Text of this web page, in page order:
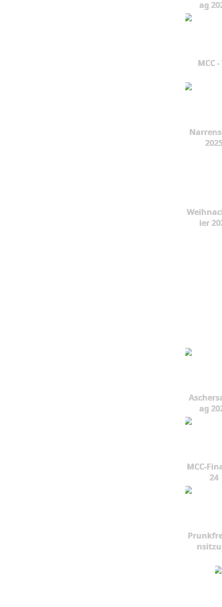
ag
MCC -
ier
ag
MCC-
24